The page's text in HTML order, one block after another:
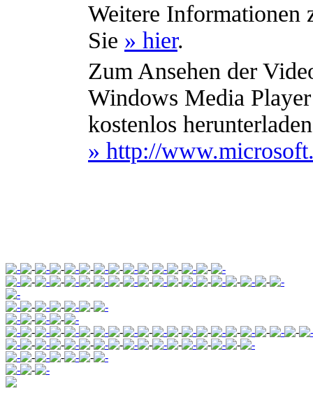
Weitere Informationen
Sie » hier.
Zum Ansehen der
Windows Media
kostenlos
» http://